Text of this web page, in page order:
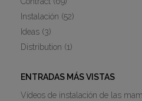
Instalación (52)
Ideas (3)
Distribution (1)
ENTRADAS MÁS VISTAS
Vídeos de instalación de las